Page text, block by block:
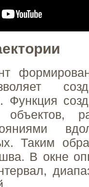
Функция
объектов,
Таким
В окне